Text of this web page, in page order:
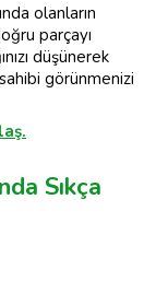
olanların
parçayı
düşünerek
görünmenizi
Sıkça